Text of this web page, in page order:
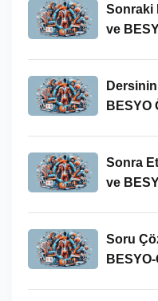
Sonraki
ve
BESYO
Sonra
ve
Soru